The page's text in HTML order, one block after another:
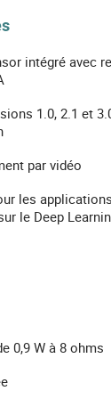
intégré avec
1.0, 2.1 et
par vidéo
les
le Deep
0,9 W à 8 ohms